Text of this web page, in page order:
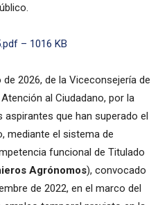
– 1016 KB
de 2026, de la Viceconsejería de
al Ciudadano, por la
que han superado el
mediante el sistema de
funcional de Titulado
Agrónomos), convocado
de 2022, en el marco del